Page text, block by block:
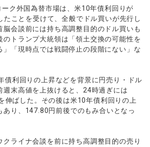
NEW
ー
ー
ータ
タ
NEW
口座開設する
デモ口座を開設する
法人のお客様はこちら
ク外国為替市場は、米10年債利回りが
たことを受けて、全般でドル買いが先行し
脳会談前には持ち高調整目的のドル買いも
のトランプ大統領は「領土交換の可能性を
」「現時点では戦闘停止の段階にない」な
債利回りの上昇などを背景に円売り・ドル
週末高値を上抜けると、24時過ぎには
伸ばした。その後は米10年債利回りの上
あり、147.80円前後でのもみ合いとなっ
クライナ会談を前に持ち高調整目的の売り